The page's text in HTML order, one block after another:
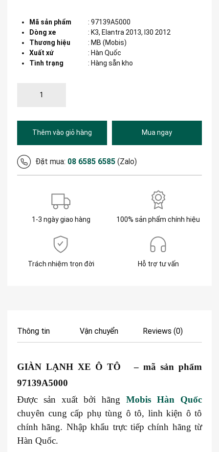
Mã sản phẩm : 97139A5000
Dòng xe
: K3, Elantra 2013, I30 2012
Thương hiệu
: MB (Mobis)
Xuất xứ
: Hàn Quốc
Tình trạng
: Hàng sẵn kho
Thêm vào giỏ hàng Mua ngay
Đặt mua: 08 6585 6585 (Zalo)
1-3 ngày giao hàng 100% sản phẩm chính hiệu
Trách nhiệm trọn đời Hỗ trợ tư vấn
Thông tin Vận chuyển Reviews (0)
GIÀN LẠNH XE Ô TÔ – mã sản phẩm
97139A5000
Được sản xuất bởi hãng Mobis Hàn Quốc
chuyên cung cấp phụ tùng ô tô, linh kiện ô tô
chính hãng. Nhập khẩu trực tiếp chính hãng từ
Hàn Quốc.